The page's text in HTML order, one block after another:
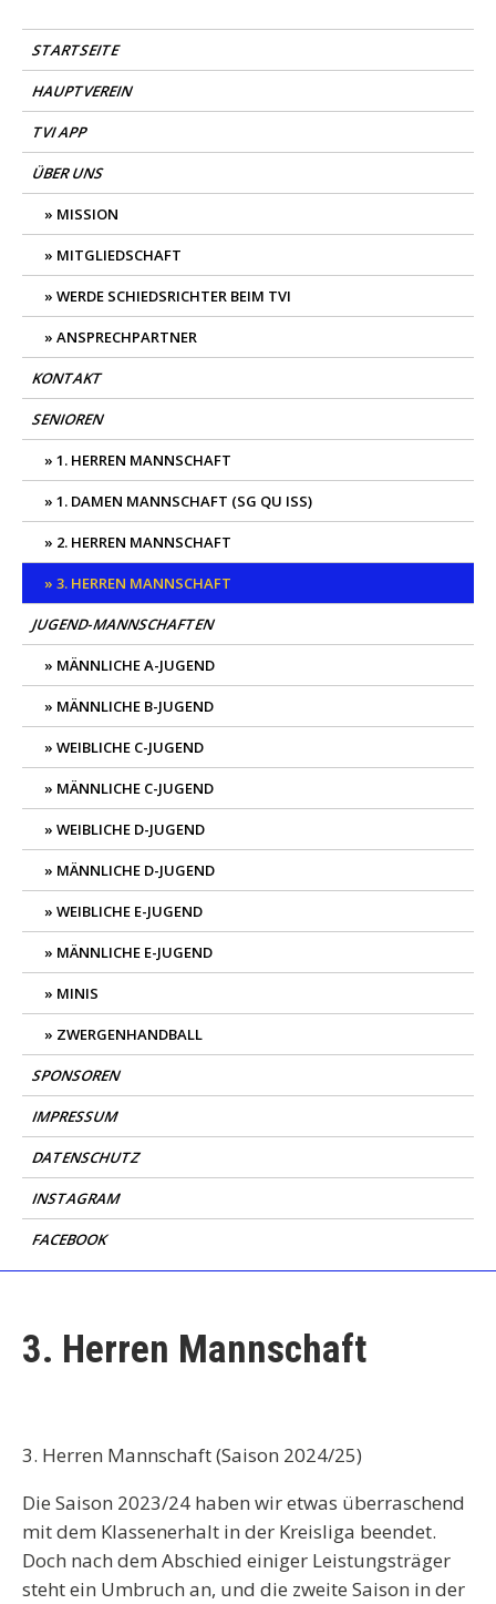
content
TV Isselhorst Handball
STARTSEITE
HAUPTVEREIN
TVI APP
ÜBER UNS
MISSION
MITGLIEDSCHAFT
WERDE SCHIEDSRICHTER BEIM TVI
ANSPRECHPARTNER
KONTAKT
SENIOREN
1. HERREN MANNSCHAFT
1. DAMEN MANNSCHAFT (SG QU ISS)
2. HERREN MANNSCHAFT
3. HERREN MANNSCHAFT
JUGEND-MANNSCHAFTEN
MÄNNLICHE A-JUGEND
MÄNNLICHE B-JUGEND
WEIBLICHE C-JUGEND
MÄNNLICHE C-JUGEND
WEIBLICHE D-JUGEND
MÄNNLICHE D-JUGEND
WEIBLICHE E-JUGEND
MÄNNLICHE E-JUGEND
MINIS
ZWERGENHANDBALL
SPONSOREN
IMPRESSUM
DATENSCHUTZ
INSTAGRAM
FACEBOOK
3. Herren Mannschaft
3. Herren Mannschaft (Saison 2024/25)
Die Saison 2023/24 haben wir etwas überraschend
mit dem Klassenerhalt in der Kreisliga beendet.
Doch nach dem Abschied einiger Leistungsträger
steht ein Umbruch an, und die zweite Saison in der